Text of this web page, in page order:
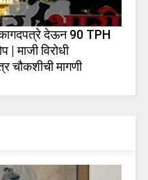
देऊन 90 TPH
| माजी विरोधी
चौकशीची मागणी